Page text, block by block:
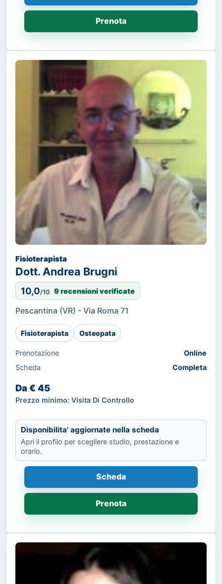
Prenota
Fisioterapista
Dott. Andrea Brugni
10,0/10 9 recensioni verificate
Pescantina (VR) - Via Roma 71
Fisioterapista Osteopata
Prenotazione
Online
Scheda
Completa
Da € 45
Prezzo minimo: Visita Di Controllo
Disponibilita' aggiornate nella scheda
Apri il profilo per scegliere studio, prestazione e
orario.
Scheda
Prenota